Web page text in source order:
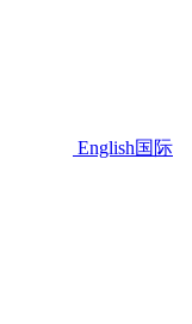
English国际